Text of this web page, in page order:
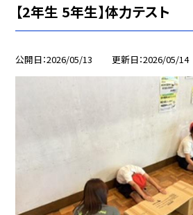
【2年生 5年生】体力テスト
公開日 2026/05/13 更新日 2026/05/14